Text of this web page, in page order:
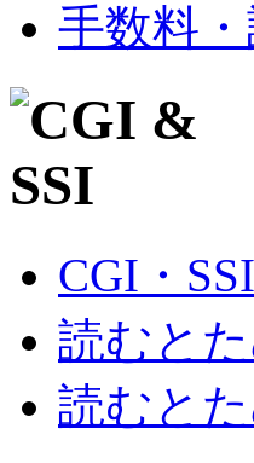
手数料
CGI・
読むと
読むと